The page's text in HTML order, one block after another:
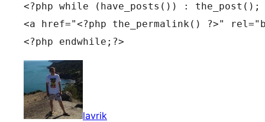
<?php while (have_posts()) : the_post();
<a href="<?php the_permalink() ?>"
<?php endwhile;?>
lavrik